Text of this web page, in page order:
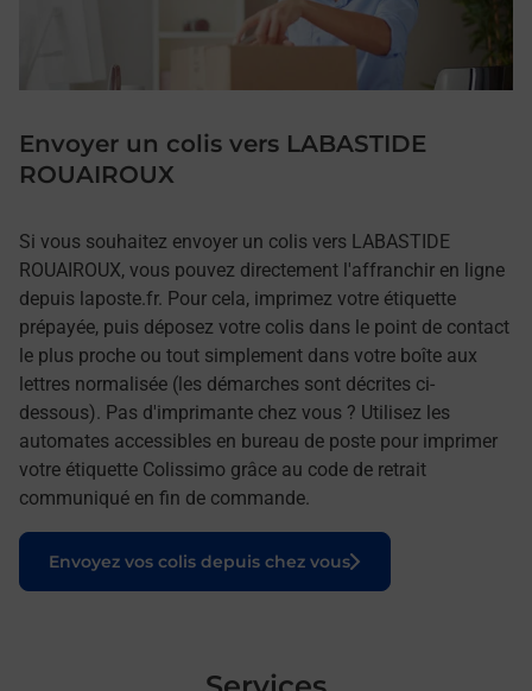
Envoyer un colis vers LABASTIDE
ROUAIROUX
Si vous souhaitez envoyer un colis vers LABASTIDE
ROUAIROUX, vous pouvez directement l'affranchir en ligne
depuis laposte.fr. Pour cela, imprimez votre étiquette
prépayée, puis déposez votre colis dans le point de contact
le plus proche ou tout simplement dans votre boîte aux
lettres normalisée (les démarches sont décrites ci-
dessous). Pas d'imprimante chez vous ? Utilisez les
automates accessibles en bureau de poste pour imprimer
votre étiquette Colissimo grâce au code de retrait
communiqué en fin de commande.
Envoyez vos colis depuis chez vous
Le lien s'ouvre dans un nouvel onglet